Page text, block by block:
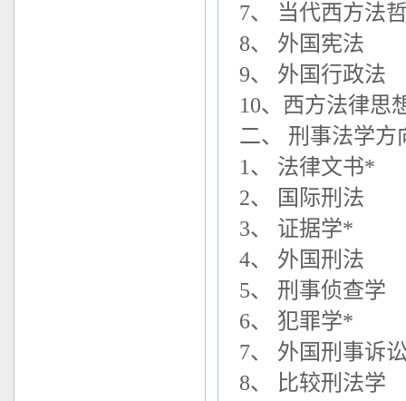
7、 当代西方法
8、 外国宪法
9、 外国行政法
10、西方法律思
二、 刑事法学方
1、 法律文书*
2、 国际刑法
3、 证据学*
4、 外国刑法
5、 刑事侦查学
6、 犯罪学*
7、 外国刑事诉
8、 比较刑法学